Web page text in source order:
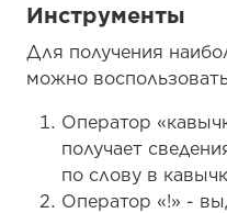
Инструменты
Для получения
можно
Оператор
получает
по слову в
Оператор «!» -